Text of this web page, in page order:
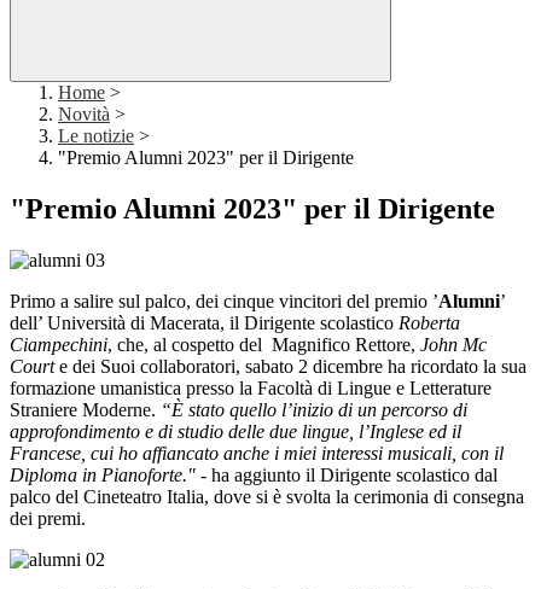
Home >
Novità >
Le notizie >
"Premio Alumni 2023" per il Dirigente
"Premio Alumni 2023" per il Dirigente
Primo a salire sul palco, dei cinque vincitori del premio ’Alumni’
dell’ Università di Macerata, il Dirigente scolastico Roberta
Ciampechini, che, al cospetto del Magnifico Rettore, John Mc
Courte dei Suoi collaboratori, sabato 2 dicembre ha ricordato la sua
formazione umanistica presso la Facoltà di Lingue e Letterature
Straniere Moderne. “È stato quello l’inizio di un percorso di
approfondimento e di studio delle due lingue, l’Inglese ed il
Francese, cui ho affiancato anche i miei interessi musicali, con il
Diploma in Pianoforte." - ha aggiunto il Dirigente scolastico dal
palco del Cineteatro Italia, dove si è svolta la cerimonia di consegna
dei premi.